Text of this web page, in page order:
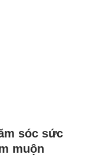
sóc sức
muộn